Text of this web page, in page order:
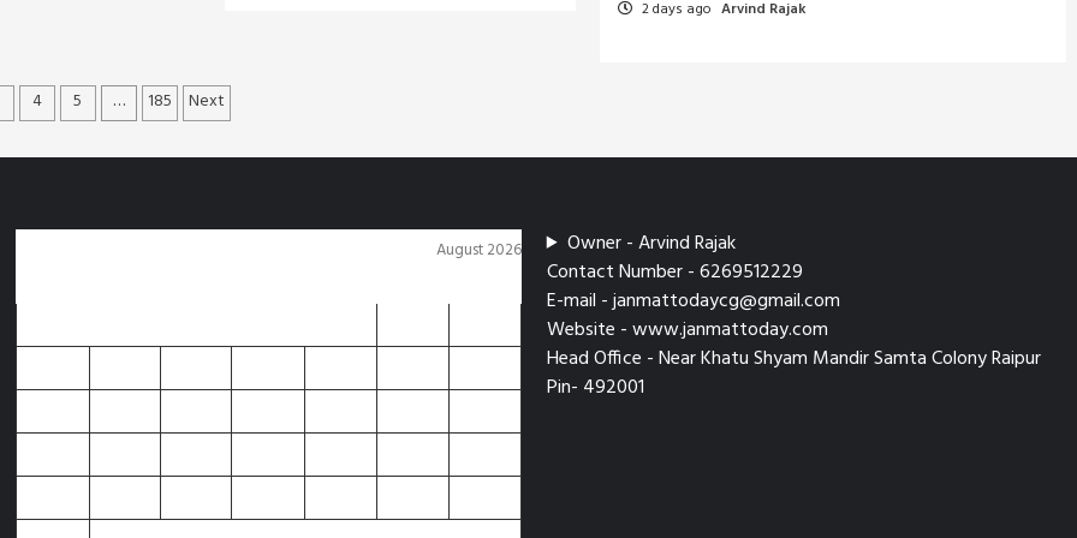
4 5 … 185 Next
2 days ago Arvind Rajak
August 2026
Owner - Arvind Rajak
Contact Number - 6269512229
E-mail - janmattodaycg@gmail.com
Website - www.janmattoday.com
Head Office - Near Khatu Shyam Mandir Samta Colony Raipur
Pin- 492001